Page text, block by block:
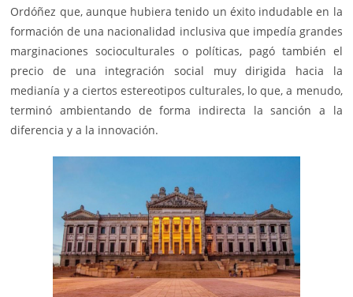
Ordóñez que, aunque hubiera tenido un éxito indudable en la
formación de una nacionalidad inclusiva que impedía grandes
marginaciones socioculturales o políticas, pagó también el
precio de una integración social muy dirigida hacia la
medianía y a ciertos estereotipos culturales, lo que, a menudo,
terminó ambientando de forma indirecta la sanción a la
diferencia y a la innovación.